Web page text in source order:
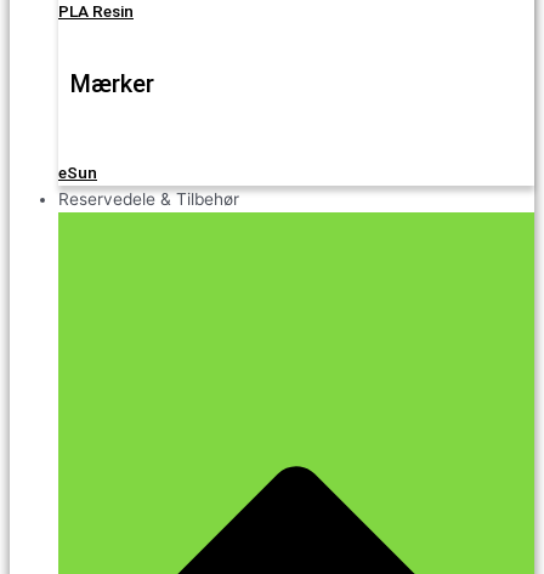
PLA Resin
Mærker
eSun
Reservedele & Tilbehør